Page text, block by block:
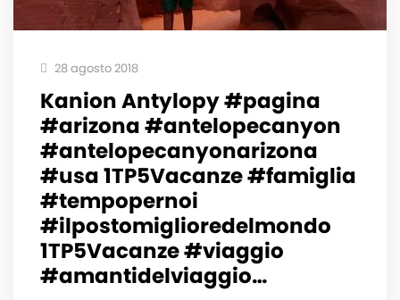
28 agosto 2018
Kanion Antylopy #pagina
#arizona #antelopecanyon
#antelopecanyonarizona
#usa 1TP5Vacanze #famiglia
#tempopernoi
#ilpostomiglioredelmondo
1TP5Vacanze #viaggio
#amantidelviaggio…